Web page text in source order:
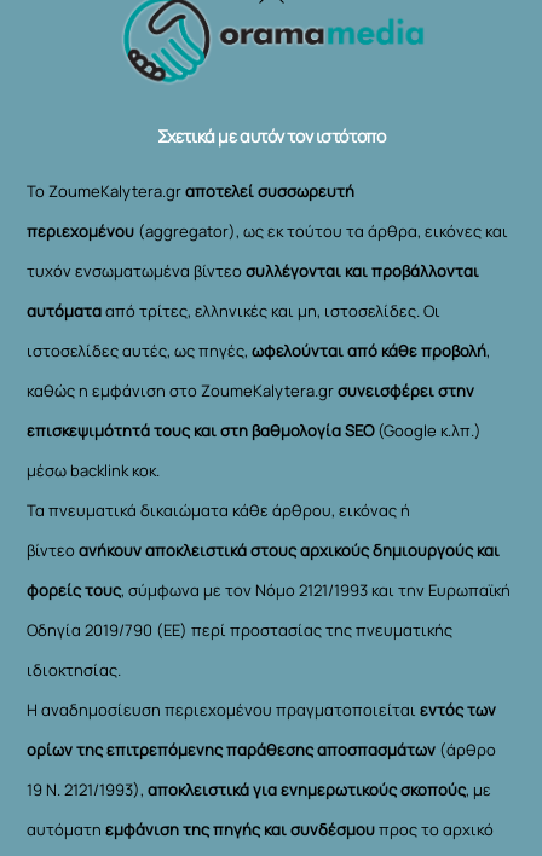
To
Σχετικά με αυτόν τον ιστότοπο
Το ZoumeKalytera.grαποτελεί συσσωρευτή
περιεχομένου (aggregator), ως εκ τούτου τα άρθρα, εικόνες και
τυχόν ενσωματωμένα βίντεοσυλλέγονται και προβάλλονται
αυτόματααπό τρίτες, ελληνικές και μη, ιστοσελίδες. Οι
ιστοσελίδες αυτές, ως πηγές,ωφελούνται από κάθε προβολή,
καθώς η εμφάνιση στο ZoumeKalytera.grσυνεισφέρει στην
επισκεψιμότητά τους και στη βαθμολογία SEO(Google κ.λπ.)
μέσω backlink κοκ.
Τα πνευματικά δικαιώματα κάθε άρθρου, εικόνας ή
βίντεοανήκουν αποκλειστικά στους αρχικούς δημιουργούς και
φορείς τους, σύμφωνα με τον Νόμο 2121/1993 και την Ευρωπαϊκή
Οδηγία 2019/790 (ΕΕ) περί προστασίας της πνευματικής
ιδιοκτησίας.
Η αναδημοσίευση περιεχομένου πραγματοποιείταιεντός των
ορίων της επιτρεπόμενης παράθεσης αποσπασμάτων (άρθρο
19 Ν. 2121/1993), αποκλειστικά για ενημερωτικούς σκοπούς, με
αυτόματηεμφάνιση της πηγής και συνδέσμουπρος το αρχικό